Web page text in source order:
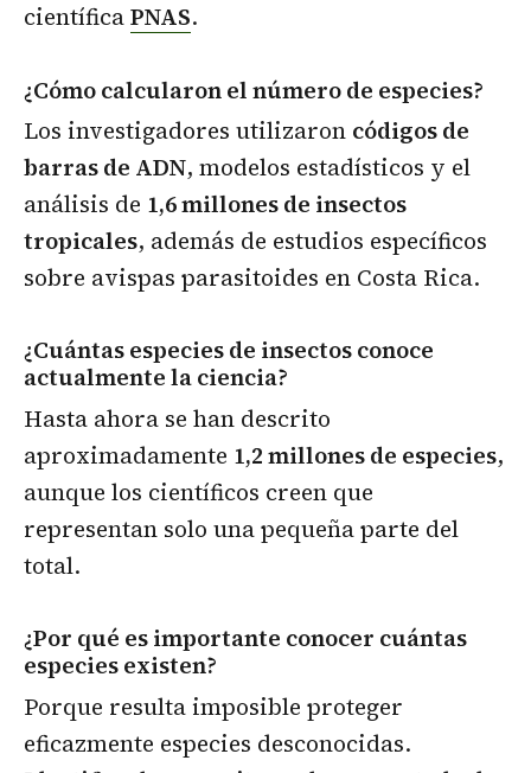
científicaPNAS.
¿Cómo calcularon el número de especies?
Los investigadores utilizaron códigos de
barras de ADN, modelos estadísticos y el
análisis de 1,6 millones de insectos
tropicales, además de estudios específicos
sobre avispas parasitoides en Costa Rica.
¿Cuántas especies de insectos conoce
actualmente la ciencia?
Hasta ahora se han descrito
aproximadamente 1,2 millones de especies,
aunque los científicos creen que
representan solo una pequeña parte del
total.
¿Por qué es importante conocer cuántas
especies existen?
Porque resulta imposible proteger
eficazmente especies desconocidas.